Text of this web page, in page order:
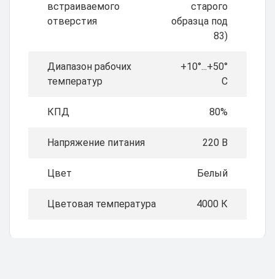
встраиваемого
отверстия
старого
образца под
83)
Диапазон рабочих
температур
+10°...+50°
С
КПД 80%
Напряжение питания 220 В
Цвет Белый
Цветовая температура 4000 К